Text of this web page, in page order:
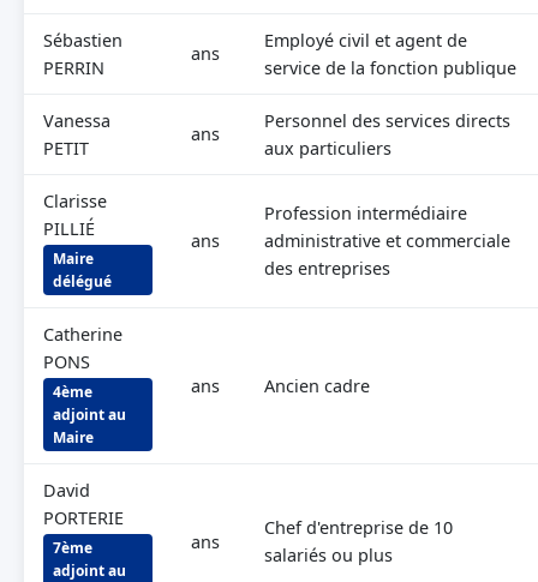
Sébastien
PERRIN
ans
Employé civil et agent de
service de la fonction publique
Vanessa
PETIT
ans
Personnel des services directs
aux particuliers
Clarisse
PILLIÉ
Maire
délégué
ans
Profession intermédiaire
administrative et commerciale
des entreprises
Catherine
PONS
4ème
adjoint au
Maire
ans Ancien cadre
David
PORTERIE
7ème
adjoint au
ans
Chef d'entreprise de 10
salariés ou plus